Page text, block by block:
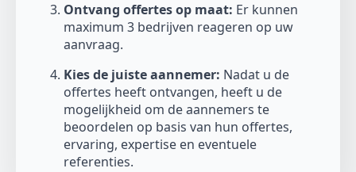
Ontvang offertes op maat: Er kunnen
maximum 3 bedrijven reageren op uw
aanvraag.
Kies de juiste aannemer: Nadat u de
offertes heeft ontvangen, heeft u de
mogelijkheid om de aannemers te
beoordelen op basis van hun offertes,
ervaring, expertise en eventuele
referenties.